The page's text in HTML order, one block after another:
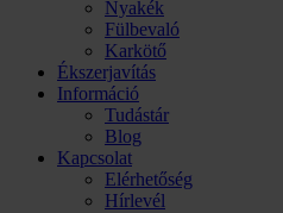
Nyakék
Fülbevaló
Karkötő
Ékszerjavítás
Információ
Tudástár
Blog
Kapcsolat
Elérhetőség
Hírlevél